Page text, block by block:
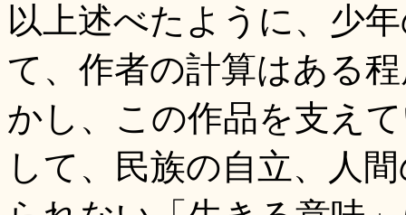
以上述べたように、少
て、作者の計算はある
かし、この作品を支え
して、民族の自立、人